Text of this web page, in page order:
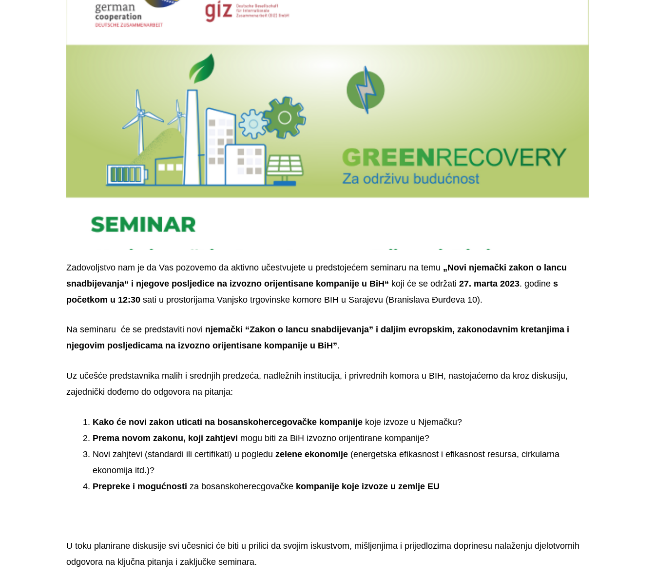
Zadovoljstvo nam je da Vas pozovemo da aktivno učestvujete u predstojećem seminaru na temu „Novi njemački zakon o lancu
snadbijevanja“ i njegove posljedice na izvozno orijentisane kompanije u BiH“ koji će se održati 27. marta 2023. godine s
početkom u 12:30 sati u prostorijama Vanjsko trgovinske komore BIH u Sarajevu (Branislava Đurđeva 10).
Na seminaru će se predstaviti novi njemački “Zakon o lancu snabdijevanja” i daljim evropskim, zakonodavnim kretanjima i
njegovim posljedicama na izvozno orijentisane kompanije u BiH”.
Uz učešće predstavnika malih i srednjih predzeća, nadležnih institucija, i privrednih komora u BIH, nastojaćemo da kroz diskusiju,
zajednički dođemo do odgovora na pitanja:
Kako će novi zakon uticati na bosanskohercegovačke kompanije koje izvoze u Njemačku?
Prema novom zakonu, koji zahtjevi mogu biti za BiH izvozno orijentirane kompanije?
Novi zahjtevi (standardi ili certifikati) u pogledu zelene ekonomije (energetska efikasnost i efikasnost resursa, cirkularna
ekonomija itd.)?
Prepreke i mogućnosti za bosanskoherecgovačke kompanije koje izvoze u zemlje EU
U toku planirane diskusije svi učesnici će biti u prilici da svojim iskustvom, mišljenjima i prijedlozima doprinesu nalaženju djelotvornih
odgovora na ključna pitanja i zaključke seminara.